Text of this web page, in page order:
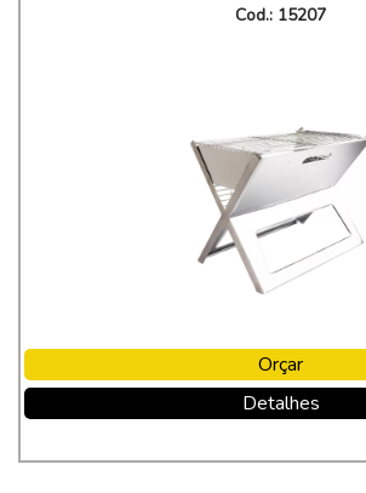
Cod.: 15207
Orçar
Detalhes